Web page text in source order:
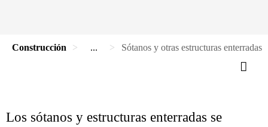
Construcción ... Sótanos y otras estructuras enterradas
Los sótanos y estructuras enterradas se